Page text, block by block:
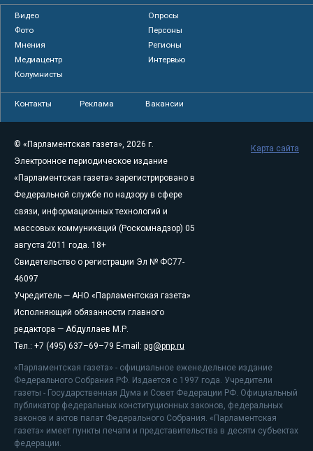
Видео
Опросы
Фото
Персоны
Мнения
Регионы
Медиацентр
Интервью
Колумнисты
Контакты Реклама Вакансии
© «Парламентская газета», 2026 г.
Электронное периодическое издание
«Парламентская газета» зарегистрировано в
Федеральной службе по надзору в сфере
связи, информационных технологий и
массовых коммуникаций (Роскомнадзор) 05
августа 2011 года. 18+
Свидетельство о регистрации Эл № ФС77-
46097
Учредитель — АНО «Парламентская газета»
Исполняющий обязанности главного
редактора — Абдуллаев М.Р.
Тел.: +7 (495) 637–69–79 E-mail: pg@pnp.ru
«Парламентская газета» - официальное еженедельное издание
Федерального Собрания РФ. Издается с 1997 года. Учредители
газеты - Государственная Дума и Совет Федерации РФ. Официальный
публикатор федеральных конституционных законов, федеральных
законов и актов палат Федерального Собрания. «Парламентская
газета» имеет пункты печати и представительства в десяти субъектах
федерации.
Карта сайта